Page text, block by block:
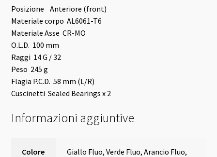
Posizione Anteriore (front)
Materiale corpo AL6061-T6
Materiale Asse CR-MO
O.L.D. 100 mm
Raggi 14 G / 32
Peso 245 g
Flagia P.C.D. 58 mm (L/R)
Cuscinetti Sealed Bearings x 2
Informazioni aggiuntive
Colore
Giallo Fluo, Verde Fluo, Arancio Fluo,